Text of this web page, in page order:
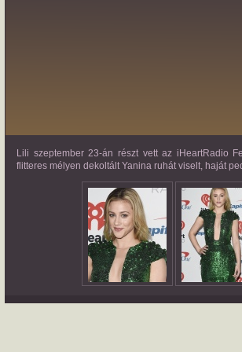
Lili szeptember 23-án részt vett az iHeartRadio
flitteres mélyen dekoltált Yanina ruhát viselt, haját